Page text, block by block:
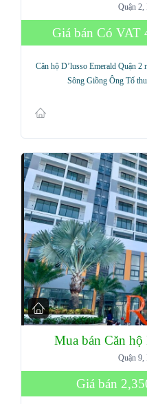
Quận
Giá bán Có VAT
Căn hộ D’lusso Emerald Quận
Sông Giồng Ông Tố
Mua bán Căn hộ
Quận
Giá bán